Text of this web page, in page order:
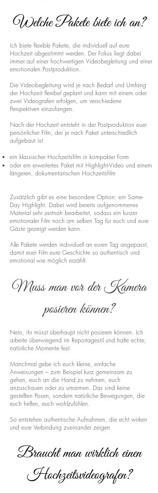
Welche Pakete biete ich an?
Ich biete flexible Pakete, die individuell auf eure
Hochzeit abgestimmt werden. Der Fokus liegt dabei
immer auf einer hochwertigen Videobegleitung und einer
emotionalen Postproduktion.
Die Videobegleitung wird je nach Bedarf und Umfang
der Hochzeit flexibel geplant und kann mit einem oder
zwei Videografen erfolgen, um verschiedene
Perspektiven einzufangen.
Nach der Hochzeit entsteht in der Postproduktion euer
persönlicher Film, der je nach Paket unterschiedlich
aufgebaut ist:
ein klassischer Hochzeitsfilm in kompakter Form
oder ein erweitertes Paket mit Highlight-Video und einem
längeren, dokumentarischen Hochzeitsfilm
Zusätzlich gibt es eine besondere Option: ein Same-
Day Highlight. Dabei wird bereits aufgenommenes
Material sehr zeitnah bearbeitet, sodass ein kurzer
emotionaler Film noch am selben Tag für euch und eure
Gäste gezeigt werden kann.
Alle Pakete werden individuell an euren Tag angepasst,
damit euer Film eure Geschichte so authentisch und
emotional wie möglich erzählt.
Muss man vor der Kamera
posieren können?
Nein, ihr müsst überhaupt nicht posieren können. Ich
arbeite überwiegend im Reportagestil und halte echte,
natürliche Momente fest.
Manchmal gebe ich euch kleine, einfache
Anweisungen – zum Beispiel kurz gemeinsam zu
gehen, euch an die Hand zu nehmen, euch
anzuschauen oder zu umarmen. Das sind keine
gestellten Posen, sondern natürliche Bewegungen, die
euch helfen, euch wohlzufühlen.
So entstehen authentische Aufnahmen, die echt wirken
und eure Verbindung zueinander zeigen
Braucht man wirklich einen
Hochzeitsvideografen?